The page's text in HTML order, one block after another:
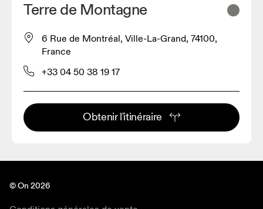
Terre de Montagne
6 Rue de Montréal, Ville-La-Grand, 74100,
France
+33 04 50 38 19 17
Obtenir l'itinéraire
© On 2026